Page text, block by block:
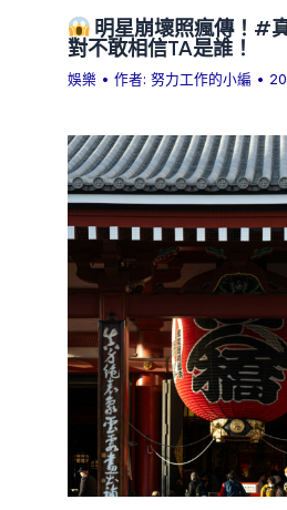
明星崩壞照瘋傳！#
對不敢相信TA是誰！
娛樂 • 作者:努力工作的小編 •